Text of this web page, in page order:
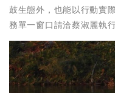
鼓生態外，也能以行動實
務單一窗口請洽蔡淑麗